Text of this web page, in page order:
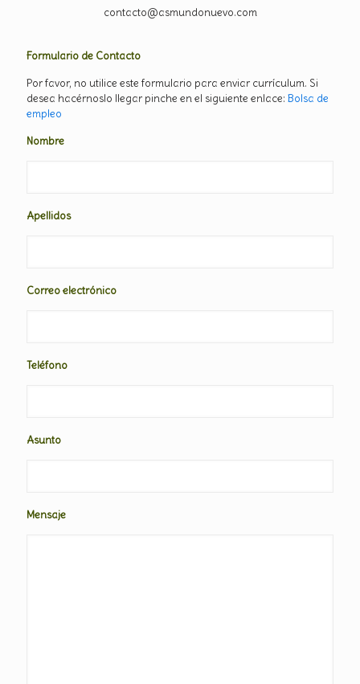
contacto@asmundonuevo.com
Formulario de Contacto
Por favor, no utilice este formulario para enviar currículum. Si
desea hacérnoslo llegar pinche en el siguiente enlace: Bolsa de
empleo
Nombre
Apellidos
Correo electrónico
Teléfono
Asunto
Mensaje